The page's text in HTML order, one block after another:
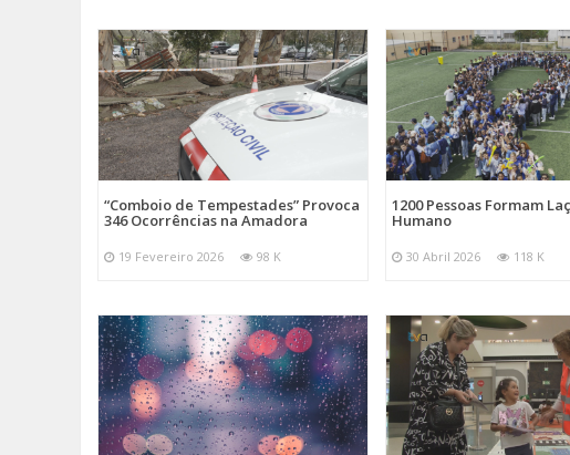
“Comboio de Tempestades” Provoca
346 Ocorrências na Amadora
19 Fevereiro 2026 98 K
1200 Pessoas Formam
Humano
30 Abril 2026 118 K